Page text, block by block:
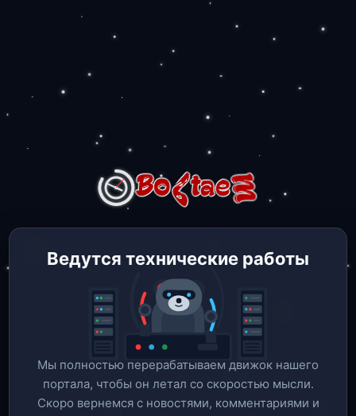
Ведутся технические работы
Мы полностью перерабатываем движок нашего
портала, чтобы он летал со скоростью мысли.
Скоро вернемся c новостями, комментариями и